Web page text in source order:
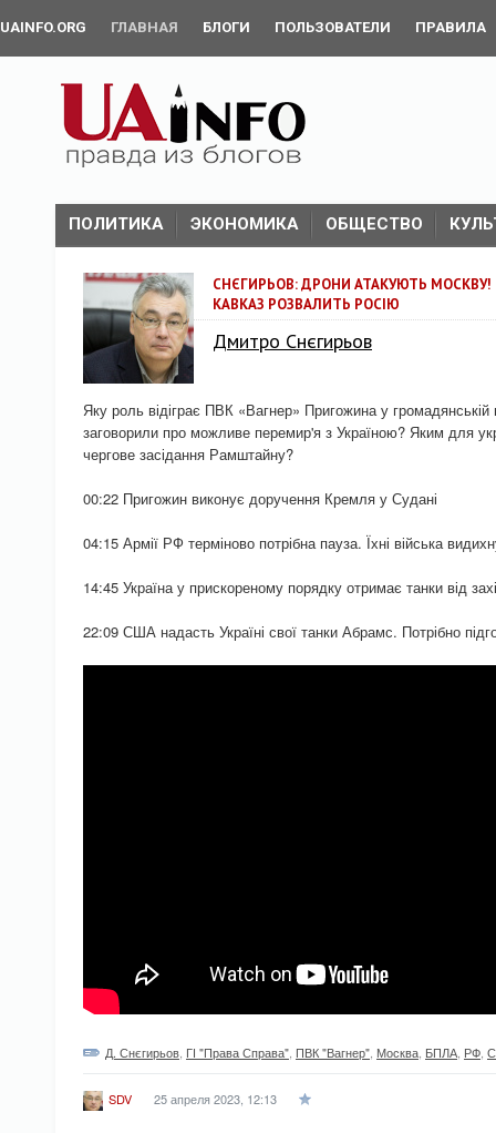
UAINFO.ORG ГЛАВНАЯ БЛОГИ ПОЛЬЗОВАТЕЛИ ПРАВИЛА
ПОЛИТИКА ЭКОНОМИКА ОБЩЕСТВО
СНЄГИРЬОВ: ДРОНИ АТАКУЮТЬ МОСКВУ!
КАВКАЗ РОЗВАЛИТЬ РОСІЮ
Дмитро Снєгирьов
Яку роль відіграє ПВК «Вагнер» Пригожина у
заговорили про можливе перемир'я з Україною? Яким для
чергове засідання Рамштайну?
00:22 Пригожин виконує доручення Кремля у Судані
04:15 Армії РФ терміново потрібна пауза. Їхні війська
14:45 Україна у прискореному порядку отримає танки від
22:09 США надасть Україні свої танки Абрамс. Потрібно
Д. Снєгирьов ГІ "Права Справа" ПВК "Вагнер" Москва БПЛА РФ
SDV 25 апреля 2023, 12:13